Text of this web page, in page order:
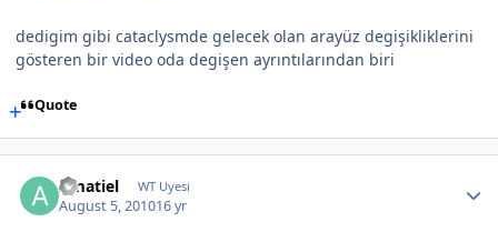
dedigim gibi cataclysmde gelecek olan arayüz degişikliklerini
gösteren bir video oda degişen ayrıntılarından biri
Quote
Amatiel WT Uyesi
August 5, 201016 yr